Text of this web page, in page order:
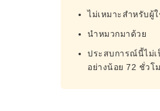
ไม่เหมาะสำหรับผู้
นำหมวกมาด้วย
ประสบการณ์นี้ไม่เ
อย่างน้อย 72 ชั่วโ